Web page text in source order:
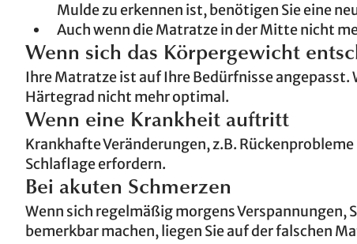
Mulde zu erkennen ist, benötigen Sie eine
Auch wenn die Matratze in der Mitte nicht
Wenn sich das Körpergewicht
Ihre Matratze ist auf Ihre Bedürfnisse
Härtegrad nicht mehr optimal.
Wenn eine Krankheit auftritt
Krankhafte Veränderungen, z.B.
Schlaflage erfordern.
Bei akuten Schmerzen
Wenn sich regelmäßig morgens
bemerkbar machen, liegen Sie auf der falschen